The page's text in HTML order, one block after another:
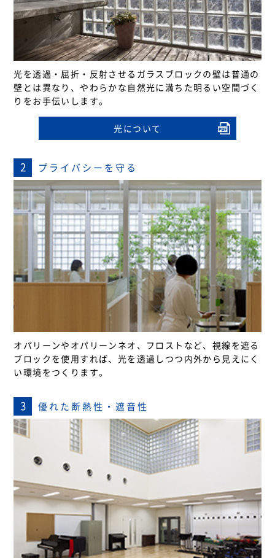
光を透過・屈折・反射させるガラスブロックの壁は普通の
壁とは異なり、やわらかな自然光に満ちた明るい空間づく
りをお手伝いします。
光について
2 プライバシーを守る
オパリーンやオパリーンネオ、フロストなど、視線を遮る
ブロックを使用すれば、光を透過しつつ内外から見えにく
い環境をつくります。
3 優れた断熱性・遮音性